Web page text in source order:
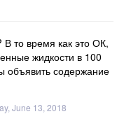
В то время как это ОК,
жидкости в 100
объявить содержание
June 13, 2018